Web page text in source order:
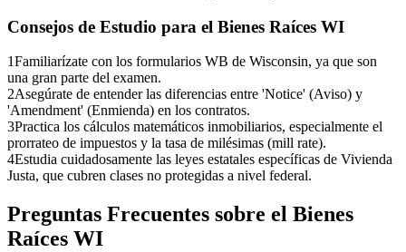
Consejos de Estudio para el Bienes Raíces WI
1Familiarízate con los formularios WB de Wisconsin, ya que son
una gran parte del examen.
2Asegúrate de entender las diferencias entre 'Notice' (Aviso) y
'Amendment' (Enmienda) en los contratos.
3Practica los cálculos matemáticos inmobiliarios, especialmente el
prorrateo de impuestos y la tasa de milésimas (mill rate).
4Estudia cuidadosamente las leyes estatales específicas de Vivienda
Justa, que cubren clases no protegidas a nivel federal.
Preguntas Frecuentes sobre el Bienes
Raíces WI